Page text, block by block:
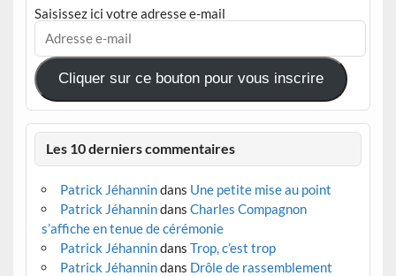
Saisissez ici votre adresse e-mail
Adresse
mail
Cliquer sur ce bouton pour vous inscrire
Les 10 derniers commentaires
Patrick Jéhannindans Une petite mise au point
Patrick Jéhannindans Charles Compagnon
s’affiche en tenue de cérémonie
Patrick Jéhannindans Trop, c’est trop
Patrick Jéhannindans Drôle de rassemblement